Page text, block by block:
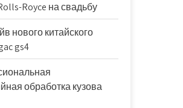
Royce на свадьбу
нового китайского
gs4
обработка кузова